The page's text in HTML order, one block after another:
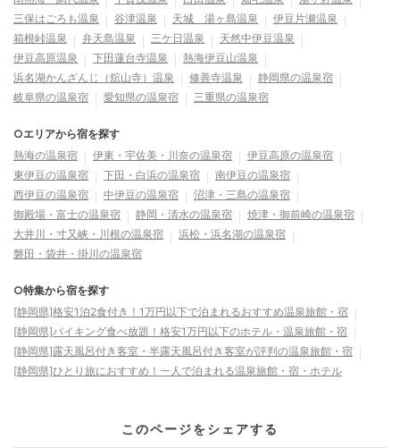
三保はごろも温泉
谷津温泉 天城 湯ヶ島温泉
伊豆片瀬温泉
箱根峠温泉
弁天島温泉 三ケ日温泉
天然中伊豆温泉
伊豆高原温泉
下田蓮台寺温泉
熱海伊豆山温泉
浜名湖かんざんじ（舘山寺）温泉
修善寺温泉
静岡県の温泉宿
岐阜県の温泉宿
愛知県の温泉宿 三重県の温泉宿
○エリアから宿を探す
熱海の温泉宿
伊東・宇佐美・川奈の温泉宿
伊豆高原の温泉宿
東伊豆の温泉宿
下田・白浜の温泉宿
南伊豆の温泉宿
西伊豆の温泉宿
中伊豆の温泉宿
沼津・三島の温泉宿
御殿場・富士の温泉宿
静岡・清水の温泉宿
焼津・御前崎の温泉宿
大井川・寸又峡・川根の温泉宿
浜松・浜名湖の温泉宿
磐田・袋井・掛川の温泉宿
○特集から宿を探す
[静岡県]格安1泊2食付き！1万円以下で泊まれるおすすめ温泉旅館・宿
[静岡県]バイキング食べ放題！格安1万円以下のホテル・温泉旅館・宿
[静岡県]露天風呂付き客室・半露天風呂付き客室が評判の温泉旅館・宿
[静岡県]ひとり旅におすすめ！一人で泊まれる温泉旅館・宿・ホテル
このページをシェアする